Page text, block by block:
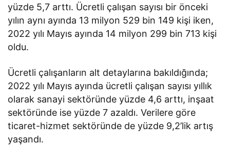
yüzde 5,7 arttı. Ücretli çalışan sayısı bir önceki
yılın aynı ayında 13 milyon 529 bin 149 kişi iken,
2022 yılı Mayıs ayında 14 milyon 299 bin 713 kişi
oldu.
Ücretli çalışanların alt detaylarına bakıldığında;
2022 yılı Mayıs ayında ücretli çalışan sayısı yıllık
olarak sanayi sektöründe yüzde 4,6 arttı, inşaat
sektöründe ise yüzde 7 azaldı. Verilere göre
ticaret-hizmet sektöründe de yüzde 9,2’lik artış
yaşandı.